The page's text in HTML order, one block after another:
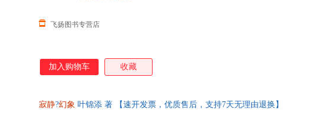
飞扬图书专营店
加入购物车 收藏
寂静?幻象 叶锦添 著 【速开发票，优质售后，支持7天无理由退换】